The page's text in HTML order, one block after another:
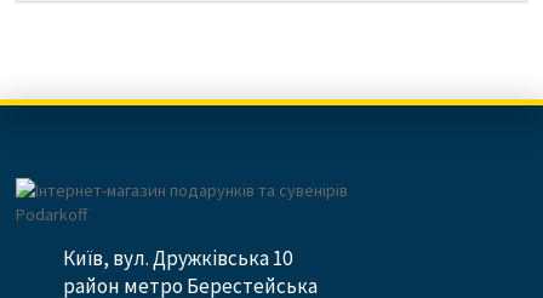
Київ, вул. Дружківська 10
район метро Берестейська